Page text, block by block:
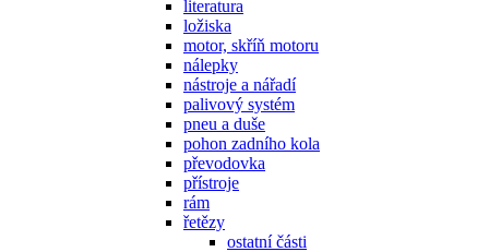
literatura
ložiska
motor, skříň motoru
nálepky
nástroje a nářadí
palivový systém
pneu a duše
pohon zadního kola
převodovka
přístroje
rám
řetězy
ostatní části